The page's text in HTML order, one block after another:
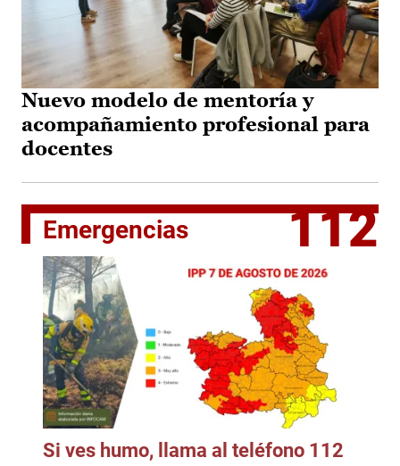
Nuevo modelo de mentoría y
acompañamiento profesional para
docentes
Emergencias 112
Si ves humo, llama al teléfono 112